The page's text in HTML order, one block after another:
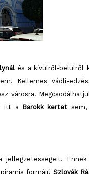
és a kívülről-belülről
Kellemes vádli-
városra.
itt a Barokk kertet sem,
jellegzetességeit. Ennek
formájú Szlovák